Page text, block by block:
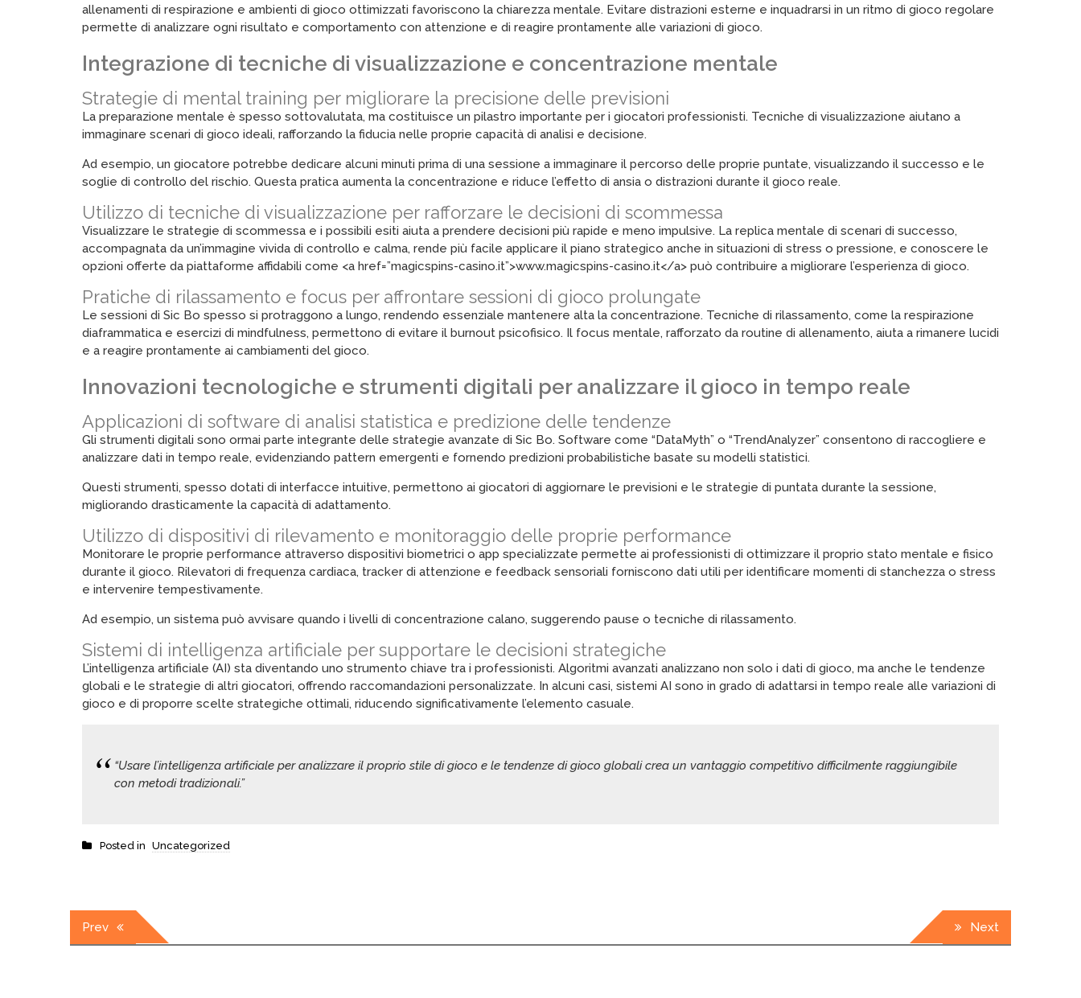
allenamenti di respirazione e ambienti di gioco ottimizzati favoriscono la chiarezza mentale. Evitare distrazioni esterne e inquadrarsi in un ritmo di gioco regolare
permette di analizzare ogni risultato e comportamento con attenzione e di reagire prontamente alle variazioni di gioco.
Integrazione di tecniche di visualizzazione e concentrazione mentale
Strategie di mental training per migliorare la precisione delle previsioni
La preparazione mentale è spesso sottovalutata, ma costituisce un pilastro importante per i giocatori professionisti. Tecniche di visualizzazione aiutano a
immaginare scenari di gioco ideali, rafforzando la fiducia nelle proprie capacità di analisi e decisione.
Ad esempio, un giocatore potrebbe dedicare alcuni minuti prima di una sessione a immaginare il percorso delle proprie puntate, visualizzando il successo e le
soglie di controllo del rischio. Questa pratica aumenta la concentrazione e riduce l’effetto di ansia o distrazioni durante il gioco reale.
Utilizzo di tecniche di visualizzazione per rafforzare le decisioni di scommessa
Visualizzare le strategie di scommessa e i possibili esiti aiuta a prendere decisioni più rapide e meno impulsive. La replica mentale di scenari di successo,
accompagnata da un’immagine vivida di controllo e calma, rende più facile applicare il piano strategico anche in situazioni di stress o pressione, e conoscere le
opzioni offerte da piattaforme affidabili come <a href=”magicspins-casino.it”>www.magicspins-casino.it</a> può contribuire a migliorare l’esperienza di gioco.
Pratiche di rilassamento e focus per affrontare sessioni di gioco prolungate
Le sessioni di Sic Bo spesso si protraggono a lungo, rendendo essenziale mantenere alta la concentrazione. Tecniche di rilassamento, come la respirazione
diaframmatica e esercizi di mindfulness, permettono di evitare il burnout psicofisico. Il focus mentale, rafforzato da routine di allenamento, aiuta a rimanere lucidi
e a reagire prontamente ai cambiamenti del gioco.
Innovazioni tecnologiche e strumenti digitali per analizzare il gioco in tempo reale
Applicazioni di software di analisi statistica e predizione delle tendenze
Gli strumenti digitali sono ormai parte integrante delle strategie avanzate di Sic Bo. Software come “DataMyth” o “TrendAnalyzer” consentono di raccogliere e
analizzare dati in tempo reale, evidenziando pattern emergenti e fornendo predizioni probabilistiche basate su modelli statistici.
Questi strumenti, spesso dotati di interfacce intuitive, permettono ai giocatori di aggiornare le previsioni e le strategie di puntata durante la sessione,
migliorando drasticamente la capacità di adattamento.
Utilizzo di dispositivi di rilevamento e monitoraggio delle proprie performance
Monitorare le proprie performance attraverso dispositivi biometrici o app specializzate permette ai professionisti di ottimizzare il proprio stato mentale e fisico
durante il gioco. Rilevatori di frequenza cardiaca, tracker di attenzione e feedback sensoriali forniscono dati utili per identificare momenti di stanchezza o stress
e intervenire tempestivamente.
Ad esempio, un sistema può avvisare quando i livelli di concentrazione calano, suggerendo pause o tecniche di rilassamento.
Sistemi di intelligenza artificiale per supportare le decisioni strategiche
L’intelligenza artificiale (AI) sta diventando uno strumento chiave tra i professionisti. Algoritmi avanzati analizzano non solo i dati di gioco, ma anche le tendenze
globali e le strategie di altri giocatori, offrendo raccomandazioni personalizzate. In alcuni casi, sistemi AI sono in grado di adattarsi in tempo reale alle variazioni di
gioco e di proporre scelte strategiche ottimali, riducendo significativamente l’elemento casuale.
“Usare l’intelligenza artificiale per analizzare il proprio stile di gioco e le tendenze di gioco globali crea un vantaggio competitivo difficilmente raggiungibile
con metodi tradizionali.”
Posted in Uncategorized
Post
Prev Next